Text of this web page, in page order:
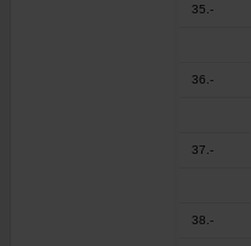
35.-
36.-
37.-
38.-